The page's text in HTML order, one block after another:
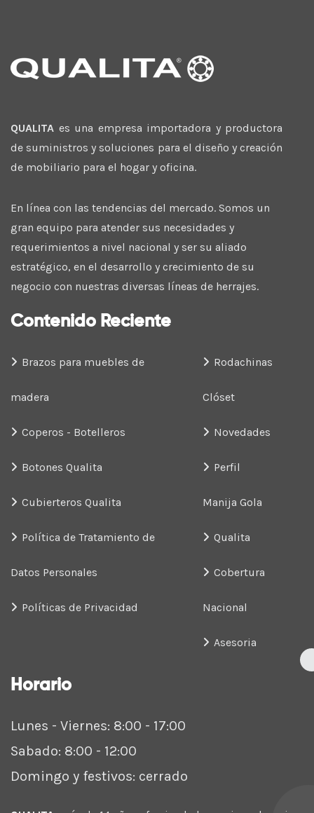
QUALITA es una empresa importadora y productora
de suministros y soluciones para el diseño y creación
de mobiliario para el hogar y oficina.
En línea con las tendencias del mercado. Somos un
gran equipo para atender sus necesidades y
requerimientos a nivel nacional y ser su aliado
estratégico, en el desarrollo y crecimiento de su
negocio con nuestras diversas líneas de herrajes.
Contenido Reciente
Brazos para muebles de
madera
Coperos - Botelleros
Botones Qualita
Cubierteros Qualita
Política de Tratamiento de
Datos Personales
Políticas de Privacidad
Rodachinas
Clóset
Novedades
Perfil
Manija Gola
Qualita
Cobertura
Nacional
Asesoria
Horario
Lunes - Viernes: 8:00 - 17:00
Sabado: 8:00 - 12:00
Domingo y festivos: cerrado